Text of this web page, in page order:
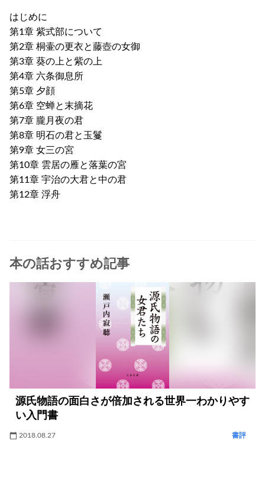
はじめに
第1章 紫式部について
第2章 桐壷の更衣と藤壺の女御
第3章 葵の上と紫の上
第4章 六条御息所
第5章 夕顔
第6章 空蝉と末摘花
第7章 朧月夜の君
第8章 明石の君と玉鬘
第9章 女三の宮
第10章 雲居の雁と落葉の宮
第11章 宇治の大君と中の君
第12章 浮舟
本の話おすすめ記事
源氏物語の面白さが倍加される世界一わかりやす
い入門書
2018.08.27 書評